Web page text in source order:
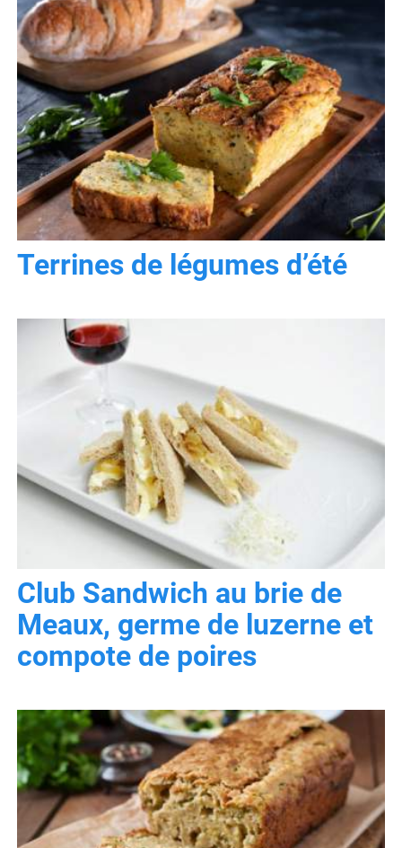
Terrines de légumes d’été
Club Sandwich au brie de
Meaux, germe de luzerne et
compote de poires